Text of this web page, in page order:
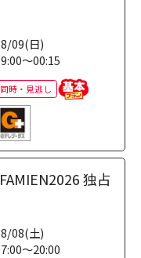
09(日)
～00:15
同時・見逃し
独占
08(土)
～20:00